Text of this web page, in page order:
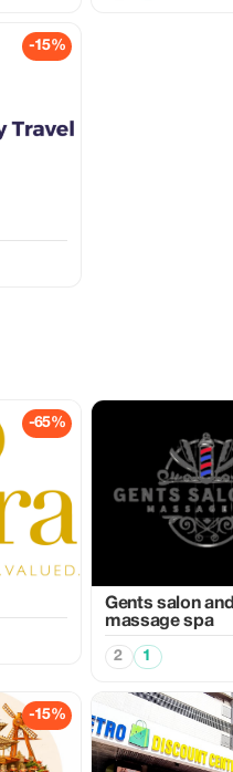
-15%
-65%
Gents salon and
massage spa
2 1
-15%